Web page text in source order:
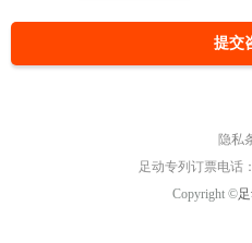
提交
隐私
足动专列订票电话
Copyright ©